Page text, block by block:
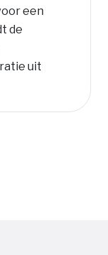
een
de
uit